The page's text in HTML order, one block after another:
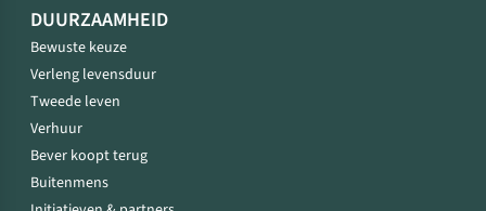
DUURZAAMHEID
Bewuste keuze
Verleng levensduur
Tweede leven
Verhuur
Bever koopt terug
Buitenmens